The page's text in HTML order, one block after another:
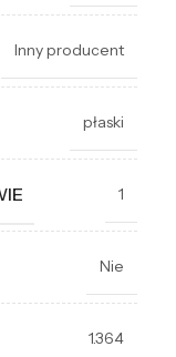
Inny producent
płaski
1
Nie
1.364